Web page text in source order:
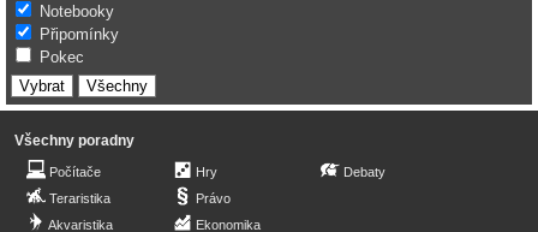
Notebooky
Připomínky
Pokec
Všechny poradny
Počítače
Teraristika
Akvaristika
Hry
Právo
Ekonomika
Debaty